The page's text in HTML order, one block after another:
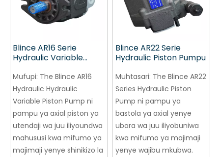
Blince AR16 Serie
Hydraulic Variable
Mufupi: The Blince AR16
Hydraulic Hydraulic
Variable Piston Pump ni
pampu ya axial piston ya
utendaji wa juu iliyoundwa
mahususi kwa mifumo ya
majimaji yenye shinikizo la
Blince AR22 Serie
Hydraulic Piston Pumpu
Muhtasari: The Blince AR22
Series Hydraulic Piston
Pump ni pampu ya
bastola ya axial yenye
ubora wa juu iliyobuniwa
kwa mifumo ya majimaji
yenye wajibu mkubwa.